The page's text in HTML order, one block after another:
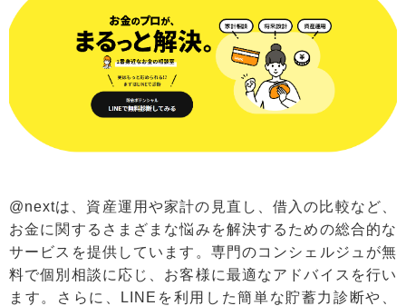
@nextは、資産運用や家計の見直し、借入の比較など、
お金に関するさまざまな悩みを解決するための総合的な
サービスを提供しています。専門のコンシェルジュが無
料で個別相談に応じ、お客様に最適なアドバイスを行い
ます。さらに、LINEを利用した簡単な貯蓄力診断や、